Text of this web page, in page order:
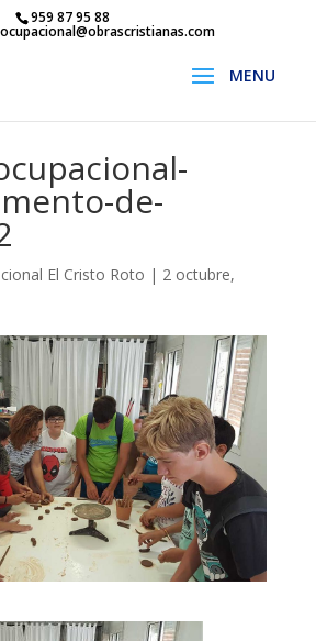
959 87 95 88
de-
El Cristo Roto | 2 octubre,